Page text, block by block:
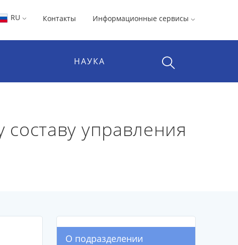
RU Контакты Информационные сервисы
НАУКА
управления
О подразделении